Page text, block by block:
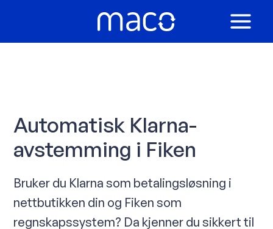
til
MAIN
Automatisk Klarna-
avstemming i Fiken
Bruker du Klarna som betalingsløsning i
nettbutikken din og Fiken som
regnskapssystem? Da kjenner du sikkert til